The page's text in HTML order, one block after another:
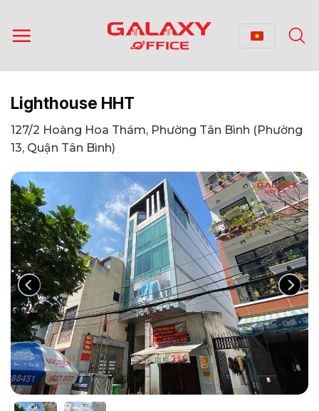
qua
nội
Lighthouse HHT
127/2 Hoàng Hoa Thám, Phường Tân Bình (Phường
13, Quận Tân Bình)